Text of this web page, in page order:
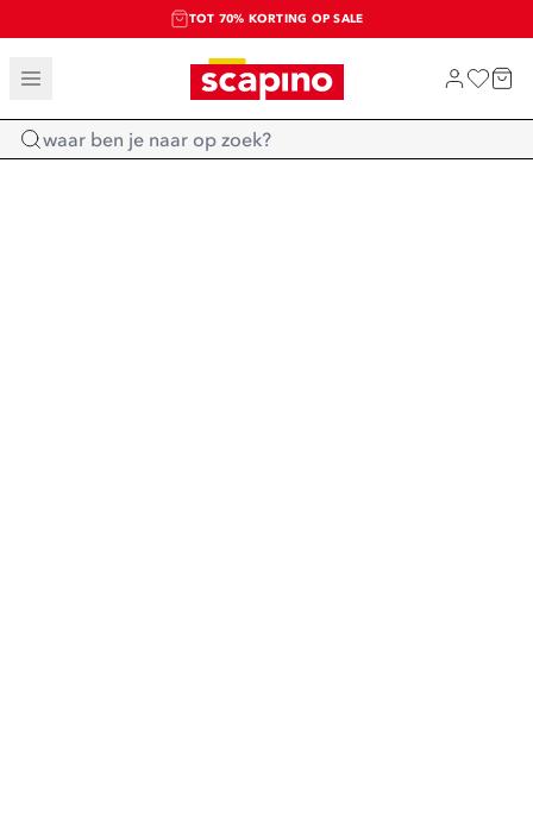
TOT 70% KORTING OP SALE
SALE: LAATSTE KANS!
SHOP NIEUW
Home